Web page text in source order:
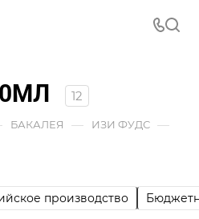
12
БАКАЛЕЯ — ИЗИ ФУДС —
производство